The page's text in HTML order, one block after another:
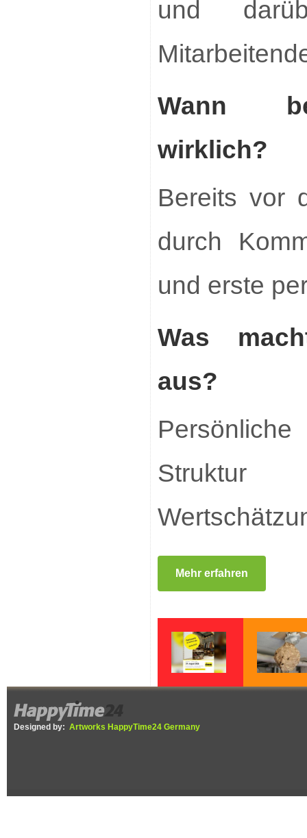
und
Wann
wirklich?
Bereits vor
durch
und erste
Was
aus?
Mehr erfahren
Selfstorage ein,
Designed by: Artworks HappyTime24 Germany